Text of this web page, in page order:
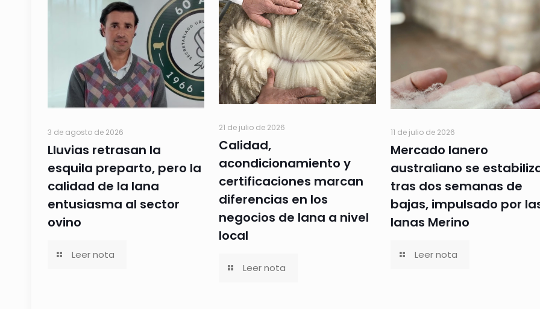
3 de agosto de 2026
Lluvias retrasan la
esquila preparto, pero la
calidad de la lana
entusiasma al sector
ovino
Leer nota
21 de julio de 2026
Calidad,
acondicionamiento y
certificaciones marcan
diferencias en los
negocios de lana a nivel
local
Leer nota
11 de julio de 2026
Mercado lanero
australiano se
tras dos semanas de
bajas, impulsado por
lanas Merino
Leer nota